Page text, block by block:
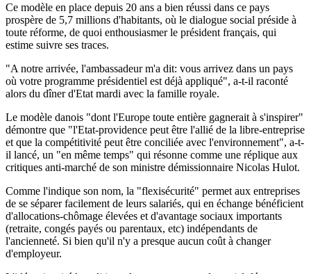
Ce modèle en place depuis 20 ans a bien réussi dans ce pays
prospère de 5,7 millions d'habitants, où le dialogue social préside à
toute réforme, de quoi enthousiasmer le président français, qui
estime suivre ses traces.
"A notre arrivée, l'ambassadeur m'a dit: vous arrivez dans un pays
où votre programme présidentiel est déjà appliqué", a-t-il raconté
alors du dîner d'Etat mardi avec la famille royale.
Le modèle danois "dont l'Europe toute entière gagnerait à s'inspirer"
démontre que "l'Etat-providence peut être l'allié de la libre-entreprise
et que la compétitivité peut être conciliée avec l'environnement", a-t-
il lancé, un "en même temps" qui résonne comme une réplique aux
critiques anti-marché de son ministre démissionnaire Nicolas Hulot.
Comme l'indique son nom, la "flexisécurité" permet aux entreprises
de se séparer facilement de leurs salariés, qui en échange bénéficient
d'allocations-chômage élevées et d'avantage sociaux importants
(retraite, congés payés ou parentaux, etc) indépendants de
l'ancienneté. Si bien qu'il n'y a presque aucun coût à changer
d'employeur.